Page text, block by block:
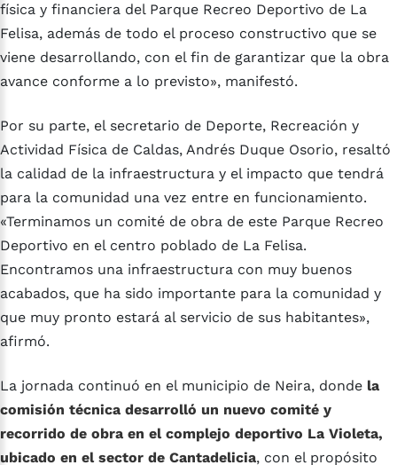
física y financiera del Parque Recreo Deportivo de La
Felisa, además de todo el proceso constructivo que se
viene desarrollando, con el fin de garantizar que la obra
avance conforme a lo previsto», manifestó.
Por su parte, el secretario de Deporte, Recreación y
Actividad Física de Caldas, Andrés Duque Osorio, resaltó
la calidad de la infraestructura y el impacto que tendrá
para la comunidad una vez entre en funcionamiento.
«Terminamos un comité de obra de este Parque Recreo
Deportivo en el centro poblado de La Felisa.
Encontramos una infraestructura con muy buenos
acabados, que ha sido importante para la comunidad y
que muy pronto estará al servicio de sus habitantes»,
afirmó.
La jornada continuó en el municipio de Neira, donde la
comisión técnica desarrolló un nuevo comité y
recorrido de obra en el complejo deportivo La Violeta,
ubicado en el sector de Cantadelicia, con el propósito